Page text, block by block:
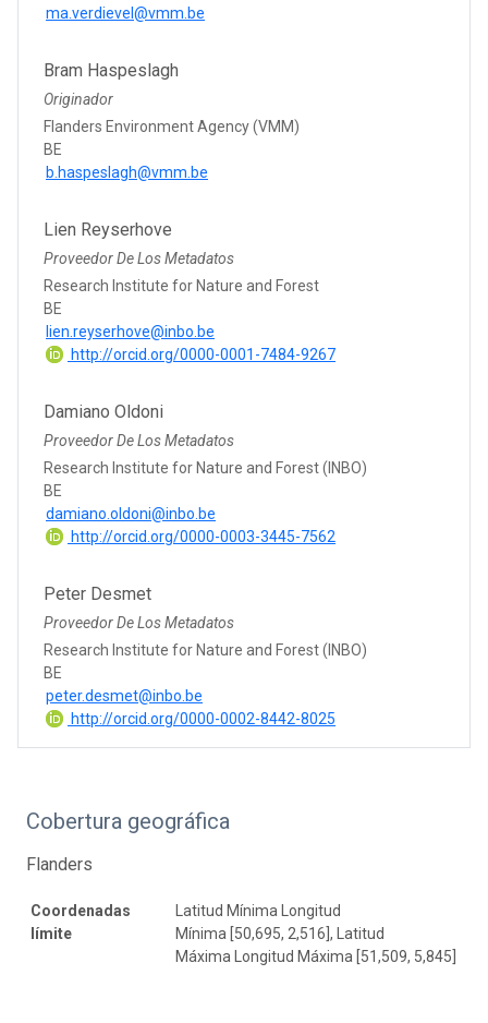
ma.verdievel@vmm.be
Bram Haspeslagh
Originador
Flanders Environment Agency (VMM)
BE
b.haspeslagh@vmm.be
Lien Reyserhove
Proveedor De Los Metadatos
Research Institute for Nature and Forest
BE
lien.reyserhove@inbo.be
http://orcid.org/0000-0001-7484-9267
Damiano Oldoni
Proveedor De Los Metadatos
Research Institute for Nature and Forest (INBO)
BE
damiano.oldoni@inbo.be
http://orcid.org/0000-0003-3445-7562
Peter Desmet
Proveedor De Los Metadatos
Research Institute for Nature and Forest (INBO)
BE
peter.desmet@inbo.be
http://orcid.org/0000-0002-8442-8025
Cobertura geográfica
Flanders
Coordenadas
límite
Latitud Mínima Longitud
Mínima [50,695, 2,516], Latitud
Máxima Longitud Máxima [51,509, 5,845]